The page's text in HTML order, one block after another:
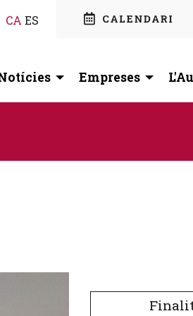
CA ES
instagram
a facebook
Empreses